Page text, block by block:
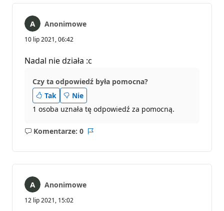
Anonimowe
10 lip 2021, 06:42
Nadal nie działa :c
Czy ta odpowiedź była pomocna?
Tak
Nie
1 osoba uznała tę odpowiedź za pomocną.
Komentarze: 0
Brak
Anonimowe
12 lip 2021, 15:02